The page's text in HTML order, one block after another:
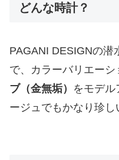
どんな時計？
PAGANI DESIGNの潜
で、カラーバリエー
ブ（金無垢） をモデ
ージュでもかなり珍し